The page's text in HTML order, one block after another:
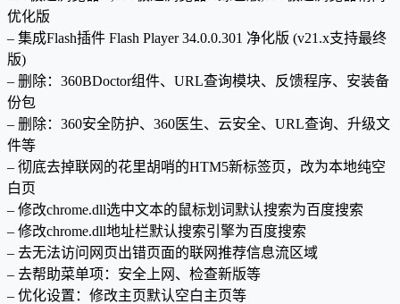
优化版
– 集成Flash插件 Flash Player 34.0.0.301 净化版 (v21.x支持最终
版)
– 删除：360BDoctor组件、URL查询模块、反馈程序、安装备
份包
– 删除：360安全防护、360医生、云安全、URL查询、升级文
件等
– 彻底去掉联网的花里胡哨的HTM5新标签页，改为本地纯空
白页
– 修改chrome.dll选中文本的鼠标划词默认搜索为百度搜索
– 修改chrome.dll地址栏默认搜索引擎为百度搜索
– 去无法访问网页出错页面的联网推荐信息流区域
– 去帮助菜单项：安全上网、检查新版等
– 优化设置：修改主页默认空白主页等